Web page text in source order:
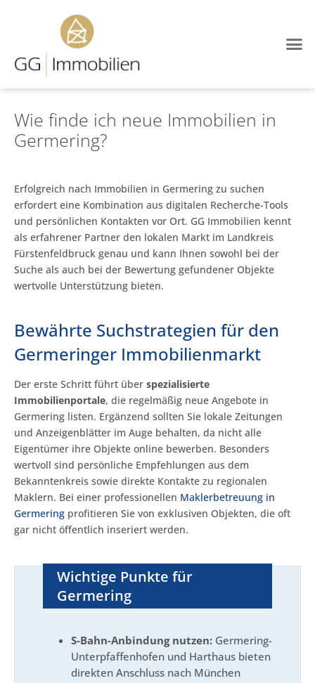
Wie finde ich neue Immobilien in
Germering?
Erfolgreich nach Immobilien in Germering zu suchen
erfordert eine Kombination aus digitalen Recherche-Tools
und persönlichen Kontakten vor Ort. GG Immobilien kennt
als erfahrener Partner den lokalen Markt im Landkreis
Fürstenfeldbruck genau und kann Ihnen sowohl bei der
Suche als auch bei der Bewertung gefundener Objekte
wertvolle Unterstützung bieten.
Bewährte Suchstrategien für den
Germeringer Immobilienmarkt
Der erste Schritt führt über spezialisierte
Immobilienportale, die regelmäßig neue Angebote in
Germering listen. Ergänzend sollten Sie lokale Zeitungen
und Anzeigenblätter im Auge behalten, da nicht alle
Eigentümer ihre Objekte online bewerben. Besonders
wertvoll sind persönliche Empfehlungen aus dem
Bekanntenkreis sowie direkte Kontakte zu regionalen
Maklern. Bei einer professionellen Maklerbetreuung in
Germering profitieren Sie von exklusiven Objekten, die oft
gar nicht öffentlich inseriert werden.
Wichtige Punkte für
Germering
S-Bahn-Anbindung nutzen: Germering-
Unterpfaffenhofen und Harthaus bieten
direkten Anschluss nach München